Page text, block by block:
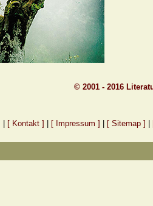
© 2001 - 2016
[ Kontakt ] [ Impressum ] [ Sitemap ]